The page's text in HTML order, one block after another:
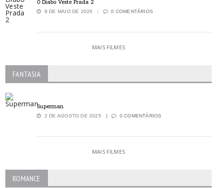
O Diabo Veste Prada 2
9 DE MAIO DE 2026 0 COMENTÁRIOS
MAIS FILMES
FANTASIA
Superman
2 DE AGOSTO DE 2025 0 COMENTÁRIOS
MAIS FILMES
ROMANCE